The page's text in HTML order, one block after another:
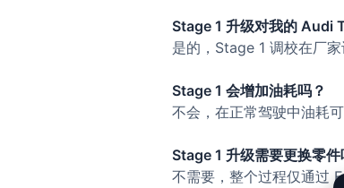
Stage 1 升级对我的
是的，Stage 1 调校在厂
Stage 1 会增加油耗吗？
不会，在正常驾驶中油耗
Stage 1 升级需要更换零件
不需要，整个过程仅通过